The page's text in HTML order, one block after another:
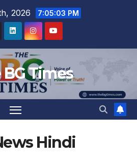
2026 7:05:03 PM
BG Times
Hindi